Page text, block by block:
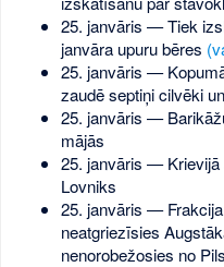
25. janvāris — Tiek
janvāra upuru bēres
25. janvāris —
zaudē septiņi cilvēki
25. janvāris —
mājās
25. janvāris — Krievijā
Lovniks
25. janvāris —
neatgriezīsies
nenorobežosies no